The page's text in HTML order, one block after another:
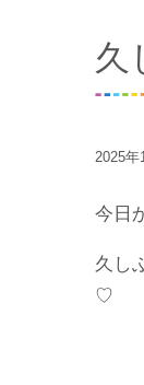
久
2025年
今日
久し
♡